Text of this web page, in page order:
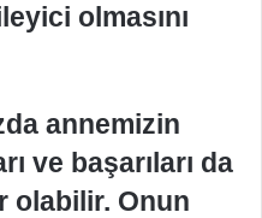
olmasını
annemizin
ve başarıları da
olabilir. Onun